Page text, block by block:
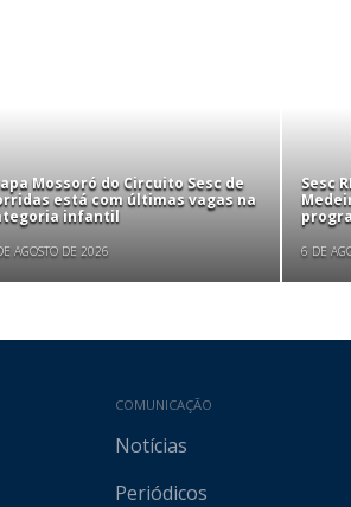
Mossoró do Circuito Sesc de
está com últimas vagas na
infantil
AGOSTO DE 2026
Sesc
6 DE
siteCOMUNICAÇÃO
Notícias
Periódicos